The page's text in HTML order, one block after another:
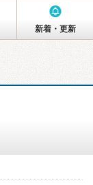
新着・更新